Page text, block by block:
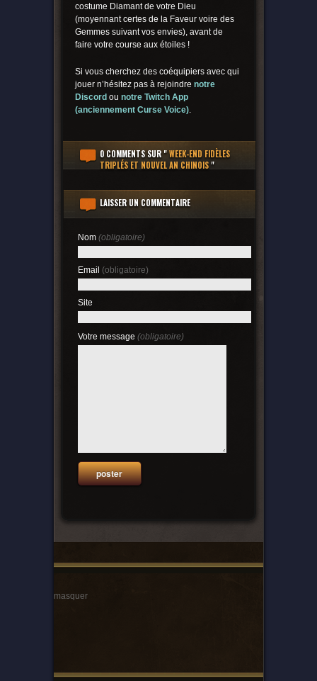
costume Diamant de votre Dieu
(moyennant certes de la Faveur voire des
Gemmes suivant vos envies), avant de
faire votre course aux étoiles !
Si vous cherchez des coéquipiers avec qui
jouer n’hésitez pas à rejoindre notre
Discord ou notre Twitch App
(anciennement Curse Voice).
0 COMMENTSSUR "WEEK-END FIDÈLES
TRIPLÉS ET NOUVEL AN CHINOIS"
LAISSER UN COMMENTAIRE
Nom (obligatoire)
Email (obligatoire)
Site
Votre message (obligatoire)
masquer